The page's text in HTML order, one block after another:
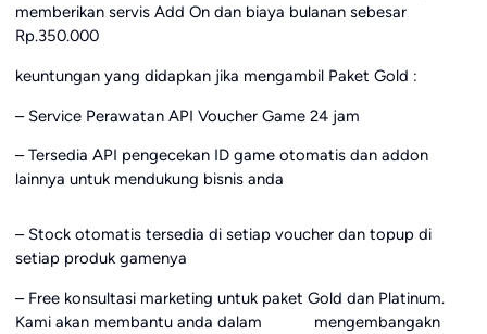
memberikan servis Add On dan biaya bulanan sebesar
Rp.350.000
keuntungan yang didapkan jika mengambil Paket Gold :
– Service Perawatan API Voucher Game 24 jam
– Tersedia API pengecekan ID game otomatis dan addon
lainnya untuk mendukung bisnis anda
– Stock otomatis tersedia di setiap voucher dan topup di
setiap produk gamenya
– Free konsultasi marketing untuk paket Gold dan Platinum.
Kami akan membantu anda dalam mengembangakn